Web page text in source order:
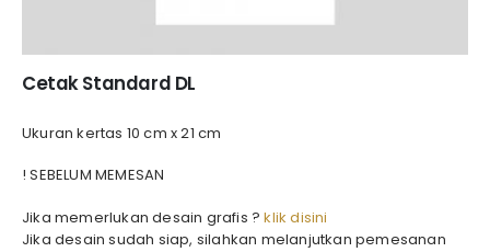
Cetak Standard DL
Ukuran kertas 10 cm x 21 cm
! SEBELUM MEMESAN
Jika memerlukan desain grafis ?klik disini
Jika desain sudah siap, silahkan melanjutkan pemesanan